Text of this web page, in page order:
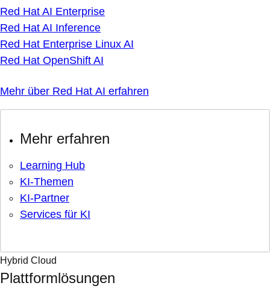
Red Hat AI Enterprise
Red Hat AI Inference
Red Hat Enterprise Linux AI
Red Hat OpenShift AI
Mehr über Red Hat AI erfahren
Mehr erfahren
Learning Hub
KI-Themen
KI-Partner
Services für KI
Hybrid Cloud
Plattformlösungen